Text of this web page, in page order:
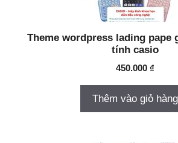
Theme wordpress lading pape
tính casio
450.000 ₫
Thêm vào giỏ hàng